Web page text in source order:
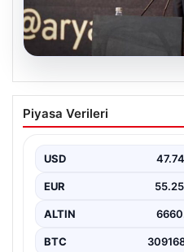
İş Bankası’nda
Önemli Değişiklik:
Türkiye’nin köklü finans
Genel…
Piyasa Verileri
USD 47.74
EUR 55.25
ALTIN
BTC